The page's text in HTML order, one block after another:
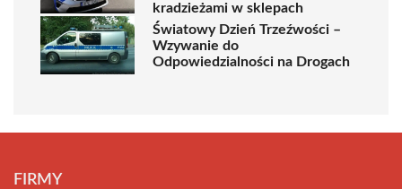
kradzieżami w sklepach
Światowy Dzień Trzeźwości –
Wzywanie do
Odpowiedzialności na Drogach
FIRMY